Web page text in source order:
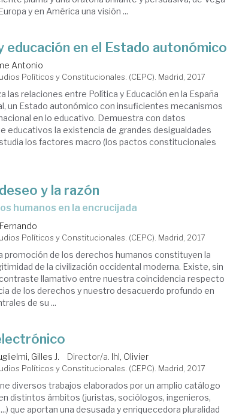
y en América una visión ...
educación en el Estado autonómico
Antonio
Políticos y Constitucionales. (CEPC). Madrid, 2017
las relaciones entre Política y Educación en la España
un Estado autonómico con insuficientes mecanismos
en lo educativo. Demuestra con datos
educativos la existencia de grandes desigualdades
los factores macro (los pactos constitucionales
y la razón
humanos en la encrucijada
Políticos y Constitucionales. (CEPC). Madrid, 2017
promoción de los derechos humanos constituyen la
de la civilización occidental moderna. Existe, sin
llamativo entre nuestra coincidencia respecto
de los derechos y nuestro desacuerdo profundo en
de su ...
Gilles J. Director/a. Ihl, Olivier
Políticos y Constitucionales. (CEPC). Madrid, 2017
diversos trabajos elaborados por un amplio catálogo
distintos ámbitos (juristas, sociólogos, ingenieros,
que aportan una desusada y enriquecedora pluralidad